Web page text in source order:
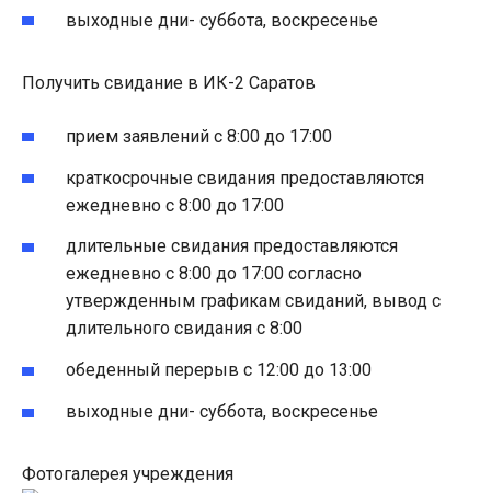
выходные дни- суббота, воскресенье
Получить свидание в ИК-2 Саратов
прием заявлений с 8:00 до 17:00
краткосрочные свидания предоставляются
ежедневно с 8:00 до 17:00
длительные свидания предоставляются
ежедневно с 8:00 до 17:00 согласно
утвержденным графикам свиданий, вывод с
длительного свидания с 8:00
обеденный перерыв с 12:00 до 13:00
выходные дни- суббота, воскресенье
Фотогалерея учреждения